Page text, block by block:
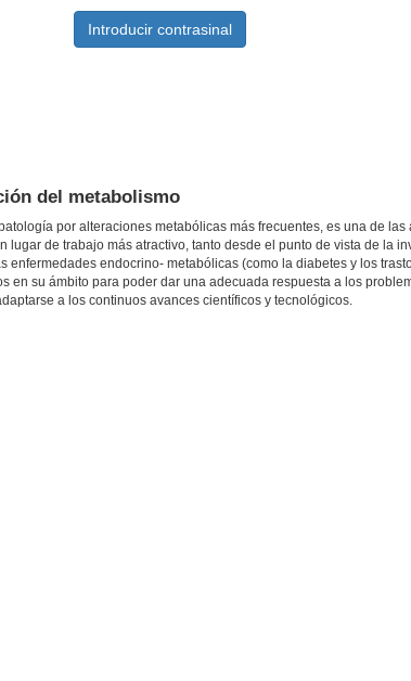
del metabolismo
por alteraciones metabólicas más frecuentes, es una de
de trabajo más atractivo, tanto desde el punto de vista de la
endocrino- metabólicas (como la diabetes y los
en su ámbito para poder dar una adecuada respuesta a los
a los continuos avances científicos y tecnológicos.